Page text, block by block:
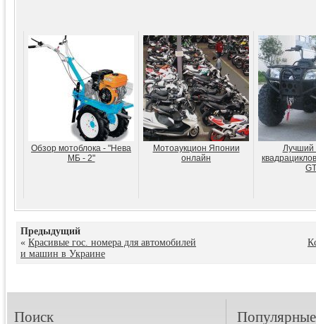
Обзор мотоблока - "Нева
МБ - 2"
Мотоаукцион Японии
онлайн
Лучший
GT
Предыдущий
« Красивые гос. номера для автомобилей
и машин в Украине
Поиск Популярные